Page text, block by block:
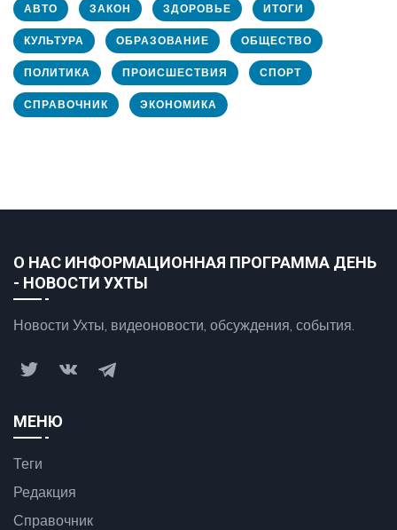
АВТО ЗАКОН ЗДОРОВЬЕ ИТОГИ
КУЛЬТУРА ОБРАЗОВАНИЕ ОБЩЕСТВО
ПОЛИТИКА ПРОИСШЕСТВИЯ СПОРТ
СПРАВОЧНИК ЭКОНОМИКА
О НАС ИНФОРМАЦИОННАЯ ПРОГРАММА ДЕНЬ
- НОВОСТИ УХТЫ
Новости Ухты, видеоновости, обсуждения, события.
МЕНЮ
Теги
Редакция
Справочник